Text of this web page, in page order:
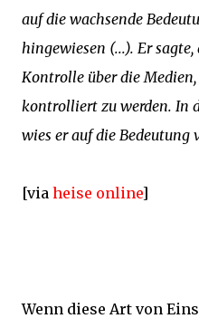
auf die wachsende
hingewiesen (...). Er
Kontrolle über die
kontrolliert zu werden. In
wies er auf die Bedeutung
[via heise online]
Wenn diese Art von